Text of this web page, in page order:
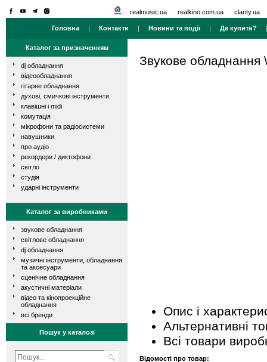
realmusic.ua realkino.com.ua clarity.ua
Головна | Контакти | Новини та події| Де купити?
Каталог за призначенням
dj обладнання
відеообладнання
гітарне обладнання
духові, смичкові інструменти
клавішні і midi
комутація
мікрофони та радіосистеми
навушники
про аудіо
рекордери / диктофони
світло
студія
ударні інструменти
Каталог за виробниками
звукове обладнання
світлове обладнання
dj обладнання
музичні інструменти, обладнання
та аксесуари
сценічне обладнання
акустичні матеріали
відео та кінопроекційне
обладнання
всі бренди
Пошук у каталозі
Звукове обладнання
Опис і
Альтернативні
Всі товари
Відомості про товар: